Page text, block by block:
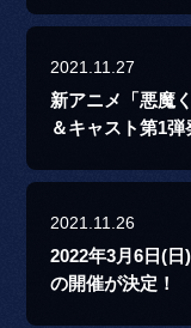
2021.11.27
新アニメ「悪魔
＆キャスト第1弾
2021.11.26
2022年3月6日(日
の開催が決定！